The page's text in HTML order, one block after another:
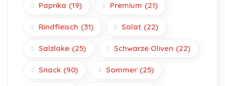
Paprika (19) Premium (21)
Rindfleisch (31) Salat (22)
Salzlake (25) Schwarze Oliven (22)
Snack (90) Sommer (25)